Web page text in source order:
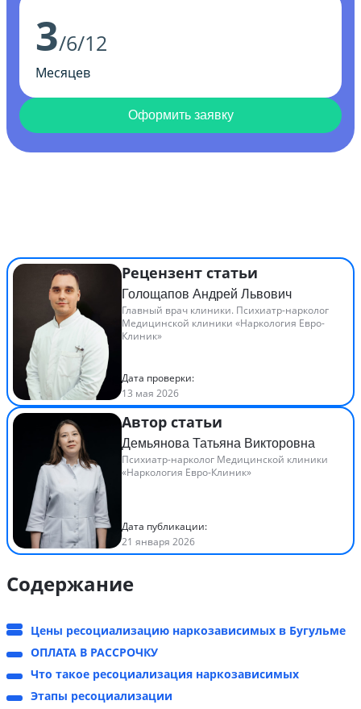
3/6/12
Месяцев
Оформить заявку
Рецензент статьи
Голощапов Андрей Львович
Главный врач клиники. Психиатр-нарколог
Медицинской клиники «Наркология Евро-
Клиник»
Дата проверки:
13 мая 2026
Автор статьи
Демьянова Татьяна Викторовна
Психиатр-нарколог Медицинской клиники
«Наркология Евро-Клиник»
Дата публикации:
21 января 2026
Содержание
Цены ресоциализацию наркозависимых в Бугульме
ОПЛАТА В РАССРОЧКУ
Что такое ресоциализация наркозависимых
Этапы ресоциализации